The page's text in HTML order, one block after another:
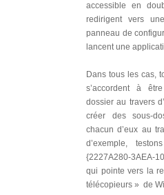
accessible en
redirigent vers
panneau de
lancent une
Dans tous les cas,
s’accordent à
dossier au travers
créer des sous-
chacun d’eux au
d’exemple,
{2227A280-3AEA-
qui pointe vers la
télécopieurs » de